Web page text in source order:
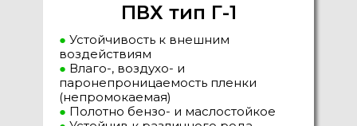
ПВХ тип Г-1
● Устойчивость к внешним
воздействиям
● Влаго-, воздухо- и
паронепроницаемость пленки
(непромокаемая)
● Полотно бензо- и маслостойкое